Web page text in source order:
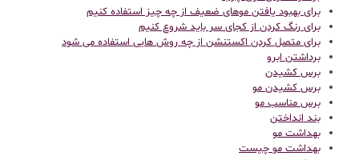
برای بهبود یافتن موهای ضعیف از چه چیز استفاده کنیم
برای رنگ کردن از کجای سر باید شروع کنیم
برای متصل کردن اکستنشن از چه روش هایی استفاده می شود
برداشتن ابرو
برس کشیدن
برس کشیدن مو
برس مناسب مو
بند انداختن
بهداشت مو
بهداشت مو چیست